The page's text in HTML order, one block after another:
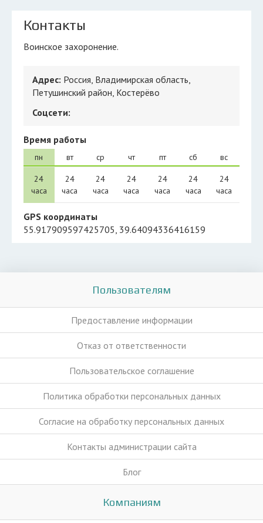
Контакты
Воинское захоронение.
Адрес: Россия, Владимирская область,
Петушинский район, Костерёво
Соцсети:
Время работы
пн
24
часа
вт
24
часа
ср
24
часа
чт
24
часа
пт
24
часа
сб
24
часа
вс
24
часа
GPS координаты
55.917909597425705, 39.64094336416159
Пользователям
Предоставление информации
Отказ от ответственности
Пользовательское соглашение
Политика обработки персональных данных
Согласие на обработку персональных данных
Контакты администрации сайта
Блог
Компаниям